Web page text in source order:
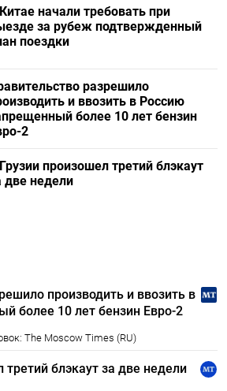
начали требовать при
за рубеж подтвержденный
поездки
разрешило
и ввозить в Россию
более 10 лет бензин
2
произошел третий блэкаут
две недели